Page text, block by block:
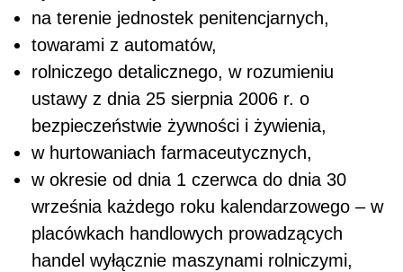
na terenie jednostek penitencjarnych,
towarami z automatów,
rolniczego detalicznego, w rozumieniu
ustawy z dnia 25 sierpnia 2006 r. o
bezpieczeństwie żywności i żywienia,
w hurtowaniach farmaceutycznych,
w okresie od dnia 1 czerwca do dnia 30
września każdego roku kalendarzowego – w
placówkach handlowych prowadzących
handel wyłącznie maszynami rolniczymi,